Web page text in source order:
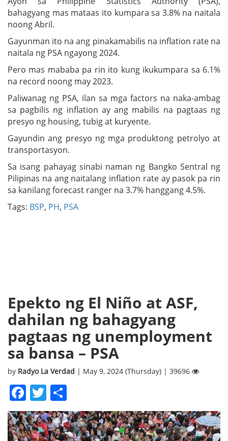
bahagyang mas mataas ito kumpara sa 3.8% na naitala
noong Abril.
Gayunman ito na ang pinakamabilis na inflation rate na
naitala ng PSA ngayong 2024.
Pero mas mababa pa rin ito kung ikukumpara sa 6.1%
na record noong may 2023.
Paliwanag ng PSA, ilan sa mga factors na naka-ambag
sa pagbilis ng inflation ay ang mabilis na pagtaas ng
presyo ng housing, tubig at kuryente.
Gayundin ang presyo ng mga produktong petrolyo at
transportasyon.
Sa isang pahayag sinabi naman ng Bangko Sentral ng
Pilipinas na ang naitalang inflation rate ay pasok pa rin
sa kanilang forecast ranger na 3.7% hanggang 4.5%.
Tags: BSP, PH, PSA
Epekto ng El Niño at ASF,
dahilan ng bahagyang
pagtaas ng unemployment
sa bansa – PSA
by Radyo La Verdad | May 9, 2024 (Thursday) | 39696
Facebook
Twitter